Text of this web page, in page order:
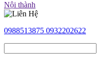
Nội thành
0988513875 0932202622